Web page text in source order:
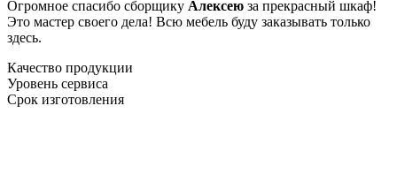
Огромное спасибо сборщику Алексею за прекрасный шкаф!
Это мастер своего дела! Всю мебель буду заказывать только
здесь.
Качество продукции
Уровень сервиса
Срок изготовления